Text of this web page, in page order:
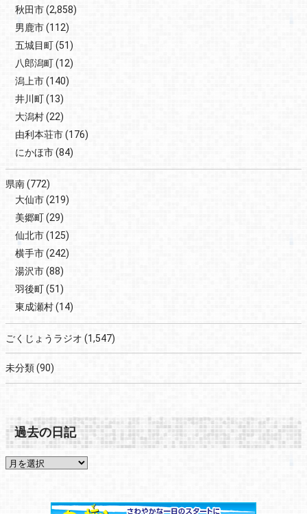
秋田市(2,858)
男鹿市(112)
五城目町(51)
八郎潟町(12)
潟上市(140)
井川町(13)
大潟村(22)
由利本荘市(176)
にかほ市(84)
県南(772)
大仙市(219)
美郷町(29)
仙北市(125)
横手市(242)
湯沢市(88)
羽後町(51)
東成瀬村(14)
ごくじょうラジオ (1,547)
未分類(90)
過去の日記